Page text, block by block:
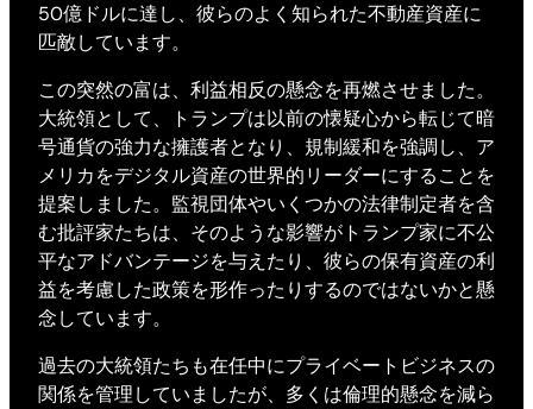
50億ドルに達し、彼らのよく知られた不動産資産に
匹敵しています。
この突然の富は、利益相反の懸念を再燃させました。
大統領として、トランプは以前の懐疑心から転じて暗
号通貨の強力な擁護者となり、規制緩和を強調し、ア
メリカをデジタル資産の世界的リーダーにすることを
提案しました。監視団体やいくつかの法律制定者を含
む批評家たちは、そのような影響がトランプ家に不公
平なアドバンテージを与えたり、彼らの保有資産の利
益を考慮した政策を形作ったりするのではないかと懸
念しています。
過去の大統領たちも在任中にプライベートビジネスの
関係を管理していましたが、多くは倫理的懸念を減ら